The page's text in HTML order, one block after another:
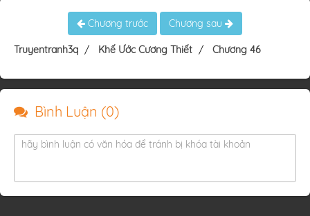
Chương trước Chương sau
Truyentranh3q Khế Ước Cương Thiết Chương 46
Bình Luận (0)
hãy bình luận có văn hóa để tránh bị khóa tài khoản